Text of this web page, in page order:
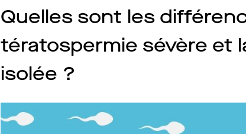
Quelles sont les
tératospermie sévère et
isolée ?